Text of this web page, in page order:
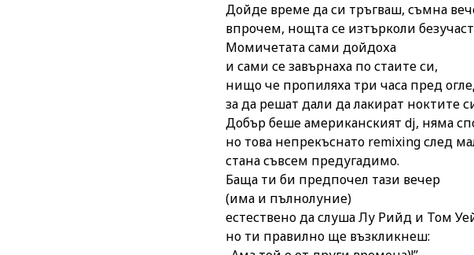
Дойде време да си тръгваш, съмна
впрочем, нощта се изтърколи
Момичетата сами дойдоха
и сами се завърнаха по стаите си,
нищо че пропиляха три часа пред
за да решат дали да лакират ноктите
Добър беше американският dj, няма
но това непрекъснато remixing след
стана съвсем предугадимо.
Баща ти би предпочел тази вечер
(има и пълнолуние)
естествено да слуша Лу Рийд и Том
но ти правилно ще възкликнеш: